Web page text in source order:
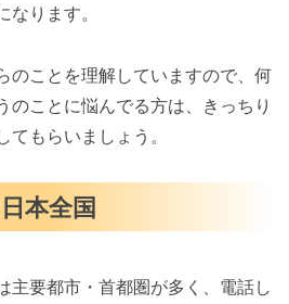
ります。
のことを理解していますので、何
のことに悩んでる方は、きっちり
もらいましょう。
本全国
主要都市・首都圏が多く、電話し